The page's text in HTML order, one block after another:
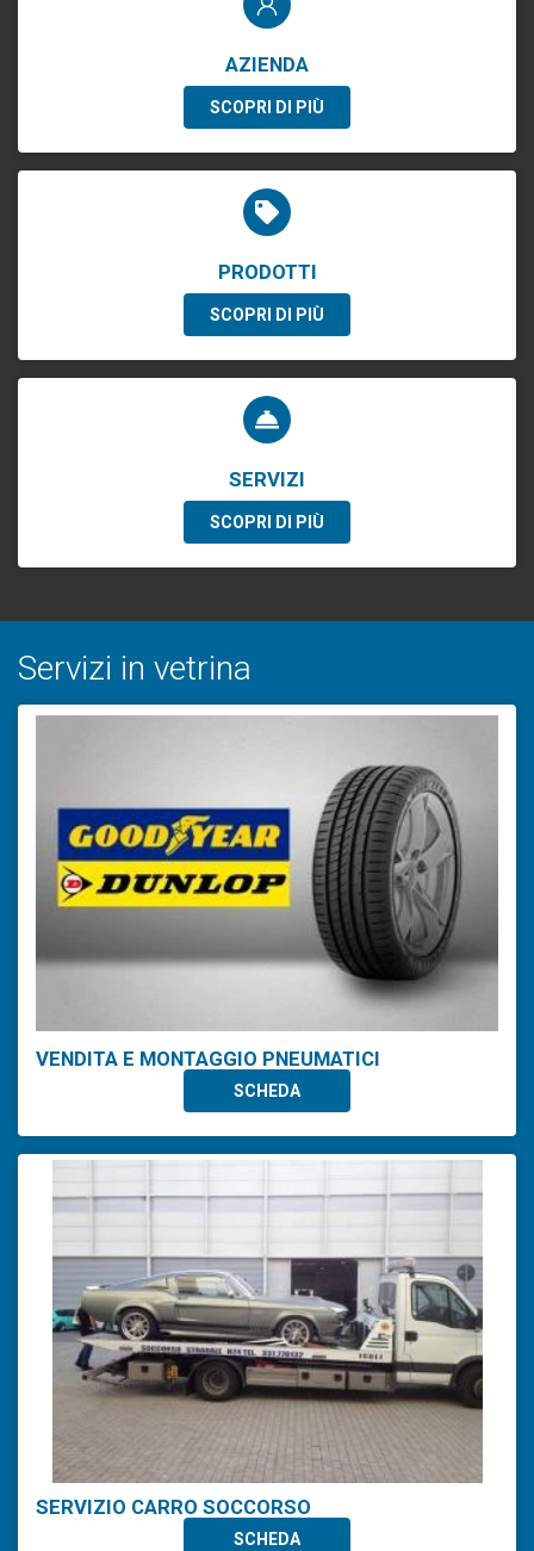
AZIENDA
SCOPRI DI PIÙ
PRODOTTI
SCOPRI DI PIÙ
SERVIZI
SCOPRI DI PIÙ
Servizi in vetrina
VENDITA E MONTAGGIO PNEUMATICI
SCHEDA
SERVIZIO CARRO SOCCORSO
SCHEDA